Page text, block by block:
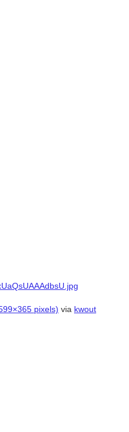
pixels) via kwout